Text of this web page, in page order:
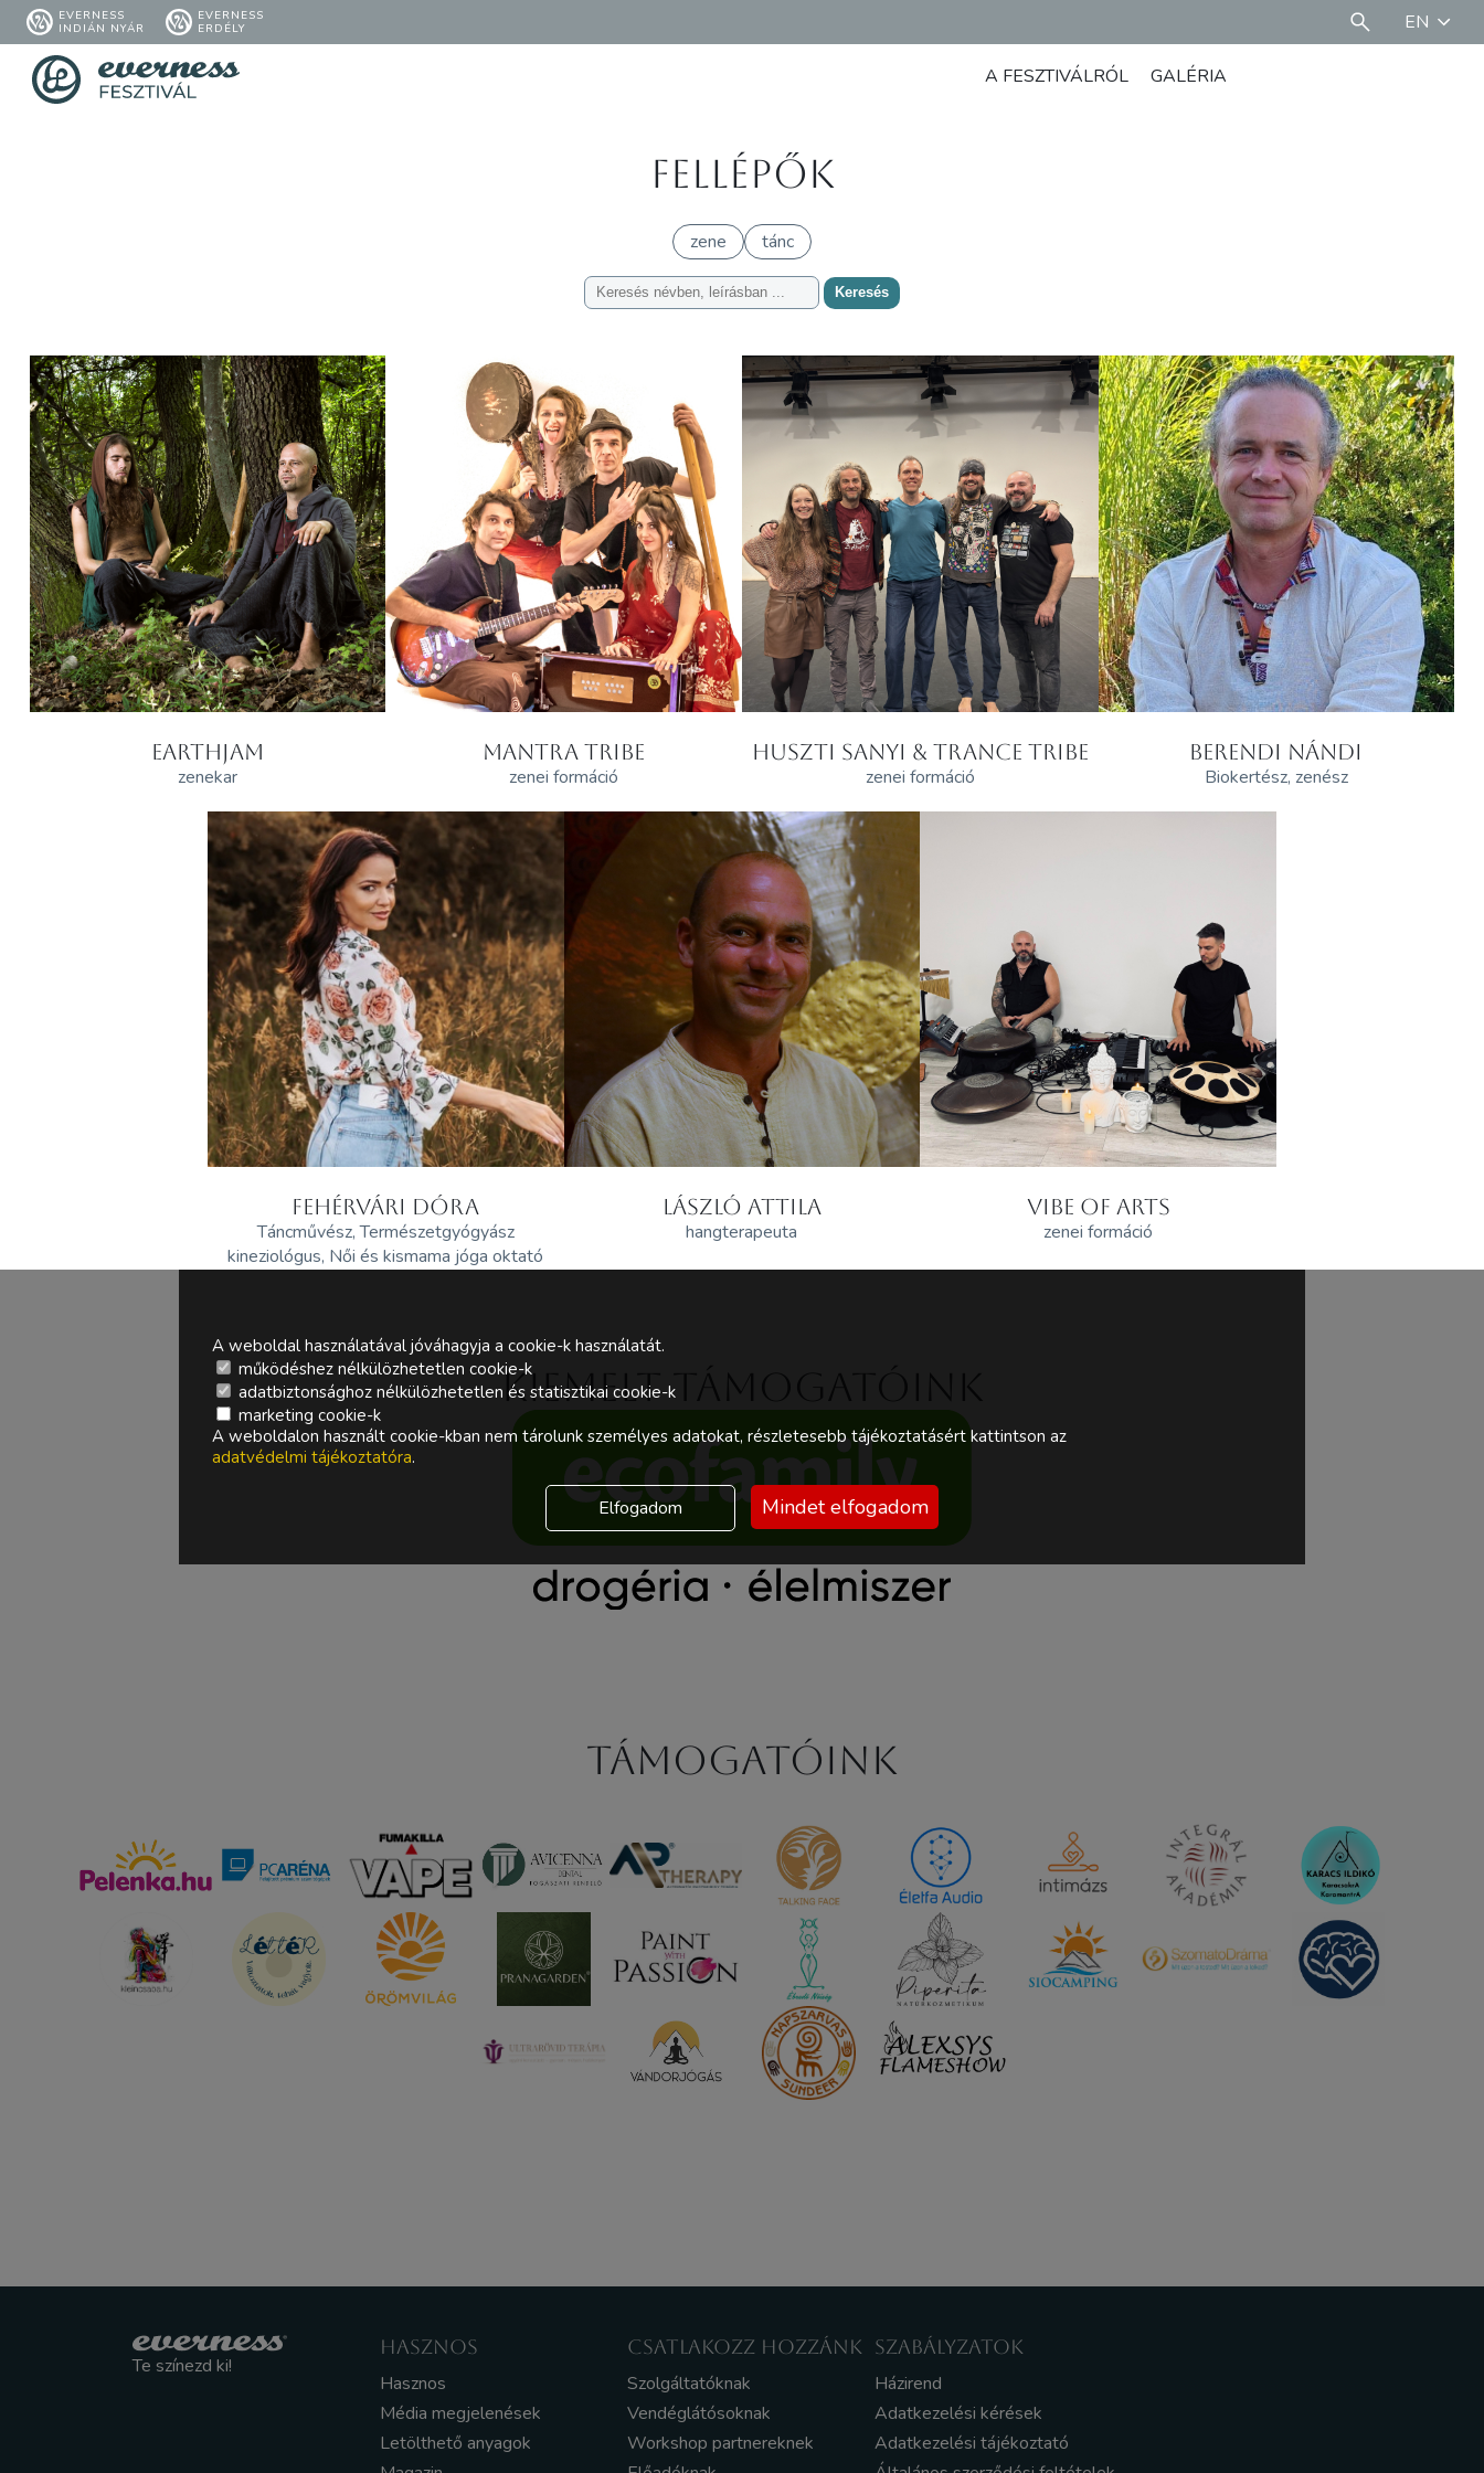
EVERNESS
INDIÁN NYÁR
EVERNESS
ERDÉLY
EN
A FESZTIVÁLRÓL GALÉRIA
Fellépők
zene tánc
Keresés
EARTHJAM
zenekar
MANTRA TRIBE
zenei formáció
HUSZTI SANYI & TRANCE TRIBE
zenei formáció
BERENDI NÁNDI
Biokertész, zenész
FEHÉRVÁRI DÓRA
Táncművész, Természetgyógyász
kineziológus, Női és kismama jóga oktató
LÁSZLÓ ATTILA
hangterapeuta
VIBE OF ARTS
zenei formáció
Kiemelt támogatóink
Támogatóink
Te színezd ki!
HASZNOS
Hasznos
Média megjelenések
Letölthető anyagok
CSATLAKOZZ HOZZÁNK
Szolgáltatóknak
Vendéglátósoknak
Workshop partnereknek
SZABÁLYZATOK
Házirend
Adatkezelési kérések
Adatkezelési tájékoztató
A weboldal használatával jóváhagyja a cookie-k használatát.
működéshez nélkülözhetetlen cookie-k
adatbiztonsághoz nélkülözhetetlen és statisztikai cookie-k
marketing cookie-k
A weboldalon használt cookie-kban nem tárolunk személyes adatokat, részletesebb tájékoztatásért kattintson az
adatvédelmi tájékoztatóra.
Elfogadom Mindet elfogadom